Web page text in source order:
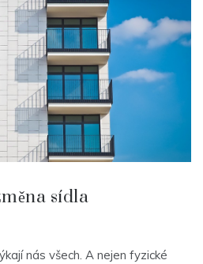
sídla
nás všech. A nejen fyzické